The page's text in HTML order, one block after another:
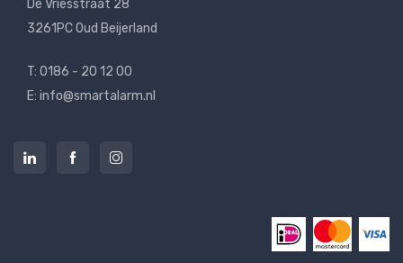
De Vriesstraat 28
3261PC Oud Beijerland
T: 0186 - 20 12 00
E: info@smartalarm.nl